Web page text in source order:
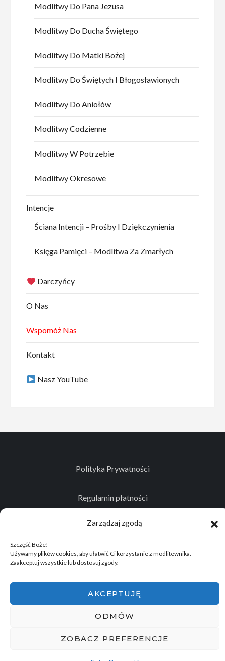
Zarządzaj zgodą
Szczęść Boże!
Używamy plików cookies, aby ułatwić Ci korzystanie z modlitewnika.
Zaakceptuj wszystkie lub dostosuj zgody.
AKCEPTUJĘ
ODMÓW
ZOBACZ PREFERENCJE
Modlitwy Do Pana Jezusa
Modlitwy Do Ducha Świętego
Modlitwy Do Matki Bożej
Modlitwy Do Świętych I Błogosławionych
Modlitwy Do Aniołów
Modlitwy Codzienne
Modlitwy W Potrzebie
Modlitwy Okresowe
Intencje
Ściana Intencji – Prośby I Dziękczynienia
Księga Pamięci – Modlitwa Za Zmarłych
Darczyńcy
O Nas
Wspomóż Nas
Kontakt
Nasz YouTube
Polityka Prywatności
Regulamin płatności
Kontakt
Historyczno - Eksploracyjne "Memento Mori"
Wszelkie prawa zastrzeżone.